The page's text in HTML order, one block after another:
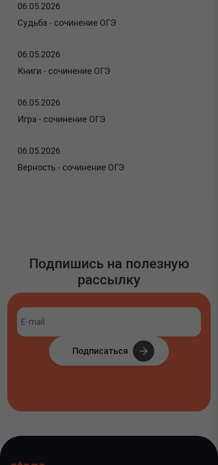
06.05.2026
Судьба - сочинение ОГЭ
06.05.2026
Книги - сочинение ОГЭ
06.05.2026
Игра - сочинение ОГЭ
06.05.2026
Верность - сочинение ОГЭ
Подпишись на полезную
рассылку
Подписаться